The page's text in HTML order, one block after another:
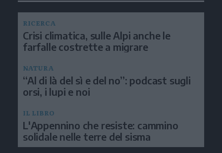
RICERCA
Crisi climatica, sulle Alpi anche le
farfalle costrette a migrare
NATURA
“Al di là del sì e del no”: podcast sugli
orsi, i lupi e noi
IL LIBRO
L'Appennino che resiste: cammino
solidale nelle terre del sisma